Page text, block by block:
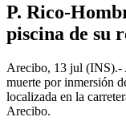
P. Rico-
piscina de su
Arecibo, 13 jul (INS).-
muerte por inmersión
localizada en la
Arecibo.